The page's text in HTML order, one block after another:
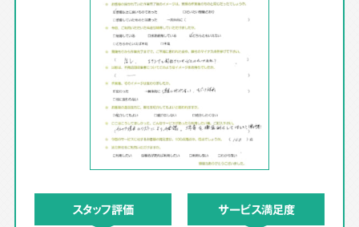
スタッフ評価 サービス満足度